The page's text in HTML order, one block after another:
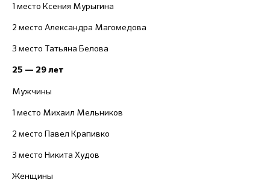
1 место Ксения Мурыгина
2 место Александра Магомедова
3 место Татьяна Белова
25 — 29 лет
Мужчины
1 место Михаил Мельников
2 место Павел Крапивко
3 место Никита Худов
Женщины